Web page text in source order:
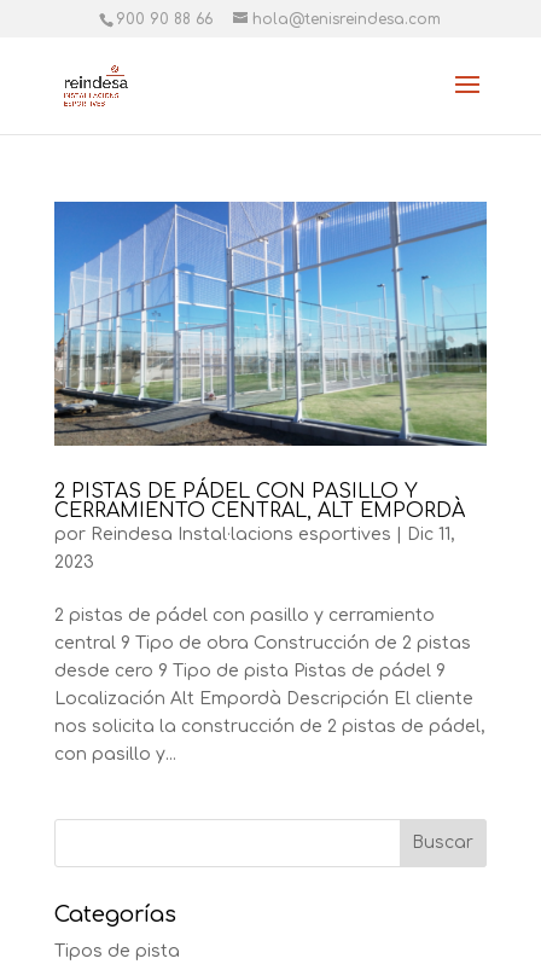
900 90 88 66 hola@tenisreindesa.com
2 PISTAS DE PÁDEL CON PASILLO Y
CERRAMIENTO CENTRAL, ALT EMPORDÀ
por Reindesa Instal·lacions esportives
Dic 11,
2023
2 pistas de pádel con pasillo y cerramiento
central 9 Tipo de obra Construcción de 2 pistas
desde cero 9 Tipo de pista Pistas de pádel 9
Localización Alt Empordà Descripción El cliente
nos solicita la construcción de 2 pistas de pádel,
con pasillo y...
Categorías
Tipos de pista